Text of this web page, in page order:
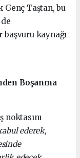
Taştan, bu
kaynağı
Boşanma
noktasını
ederek,